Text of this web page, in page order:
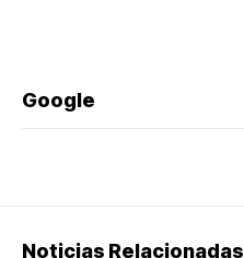
Google
Noticias Relacionadas